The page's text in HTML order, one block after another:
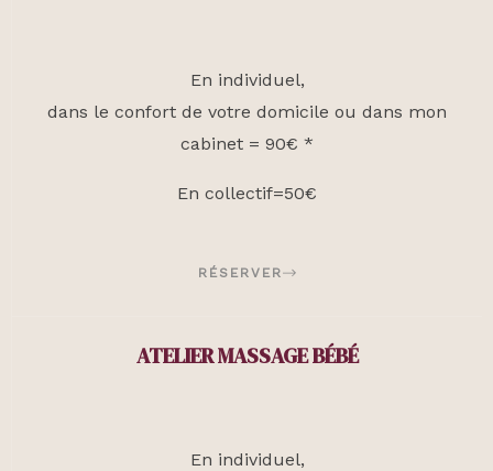
En individuel,
dans le confort de votre domicile ou dans mon
cabinet = 90€ *
En collectif=50€
RÉSERVER
ATELIER MASSAGE BÉBÉ
En individuel,